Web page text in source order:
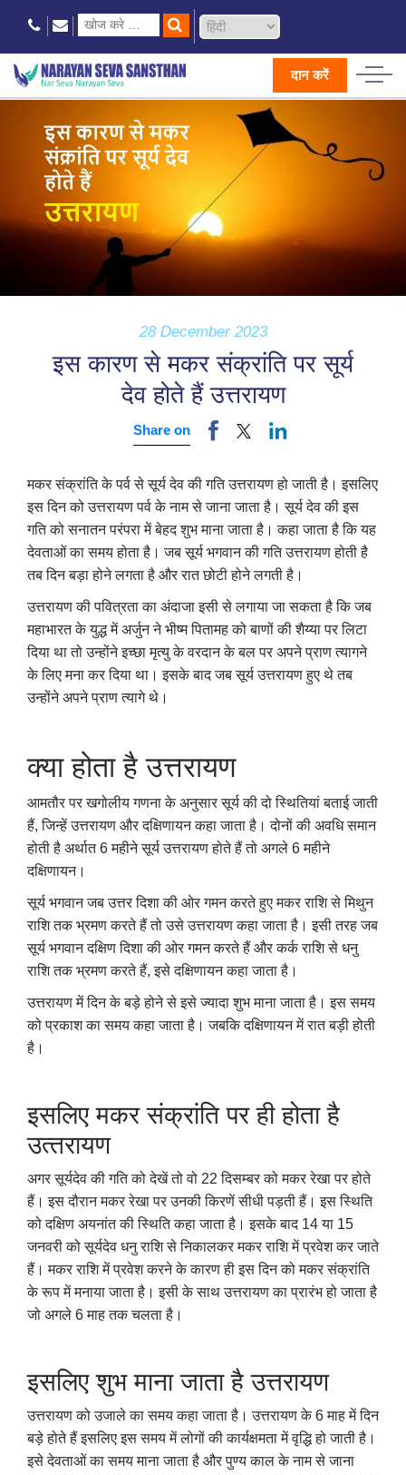
दान करें
28 December 2023
इस कारण से मकर संक्रांति पर सूर्य
देव होते हैं उत्तरायण
Share on
मकर संक्रांति के पर्व से सूर्य देव की गति उत्तरायण हो जाती है। इसलिए
इस दिन को उत्तरायण पर्व के नाम से जाना जाता है। सूर्य देव की इस
गति को सनातन परंपरा में बेहद शुभ माना जाता है। कहा जाता है कि यह
देवताओं का समय होता है। जब सूर्य भगवान की गति उत्तरायण होती है
तब दिन बड़ा होने लगता है और रात छोटी होने लगती है।
उत्तरायण की पवित्रता का अंदाजा इसी से लगाया जा सकता है कि जब
महाभारत के युद्ध में अर्जुन ने भीष्म पितामह को बाणों की शैय्या पर लिटा
दिया था तो उन्होंने इच्छा मृत्यु के वरदान के बल पर अपने प्राण त्यागने
के लिए मना कर दिया था। इसके बाद जब सूर्य उत्तरायण हुए थे तब
उन्होंने अपने प्राण त्यागे थे।
क्या होता है उत्तरायण
आमतौर पर खगोलीय गणना के अनुसार सूर्य की दो स्थितियां बताई जाती
हैं,जिन्हें उत्तरायण और दक्षिणायन कहा जाता है। दोनों की अवधि समान
होती है अर्थात 6 महीने सूर्य उत्तरायण होते हैं तो अगले 6 महीने
दक्षिणायन।
सूर्य भगवान जब उत्तर दिशा की ओर गमन करते हुए मकर राशि से मिथुन
राशि तक भ्रमण करते हैं तो उसे उत्तरायण कहा जाता है। इसी तरह जब
सूर्य भगवान दक्षिण दिशा की ओर गमन करते हैं और कर्क राशि से धनु
राशि तक भ्रमण करते हैं,इसे दक्षिणायन कहा जाता है।
उत्तरायण में दिन के बड़े होने से इसे ज्यादा शुभ माना जाता है। इस समय
को प्रकाश का समय कहा जाता है। जबकि दक्षिणायन में रात बड़ी होती
है।
इसलिए मकर संक्रांति पर ही होता है
उत्‍तरायण
अगर सूर्यदेव की गति को देखें तो वो 22 दिसम्बर को मकर रेखा पर होते
हैं। इस दौरान मकर रेखा पर उनकी किरणें सीधी पड़ती हैं। इस स्थिति
को दक्षिण अयनांत की स्थिति कहा जाता है। इसके बाद 14 या 15
जनवरी को सूर्यदेव धनु राशि से निकालकर मकर राशि में प्रवेश कर जाते
हैं। मकर राशि में प्रवेश करने के कारण ही इस दिन को मकर संक्रांति
के रूप में मनाया जाता है। इसी के साथ उत्तरायण का प्रारंभ हो जाता है
जो अगले 6 माह तक चलता है।
इसलिए शुभ माना जाता है उत्तरायण
उत्तरायण को उजाले का समय कहा जाता है। उत्तरायण के 6 माह में दिन
बड़े होते हैं इसलिए इस समय में लोगों की कार्यक्षमता में वृद्धि हो जाती है।
इसे देवताओं का समय माना जाता है और पुण्य काल के नाम से जाना